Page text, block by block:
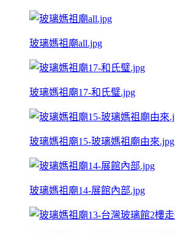
玻璃媽祖廟all.jpg
玻璃媽祖廟17-和氏璧.jpg
玻璃媽祖廟15-玻璃媽祖廟由來.jpg
玻璃媽祖廟14-展館內部.jpg